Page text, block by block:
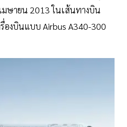
ษายน 2013 ในเส้นทางบิน
องบินแบบ Airbus A340-300